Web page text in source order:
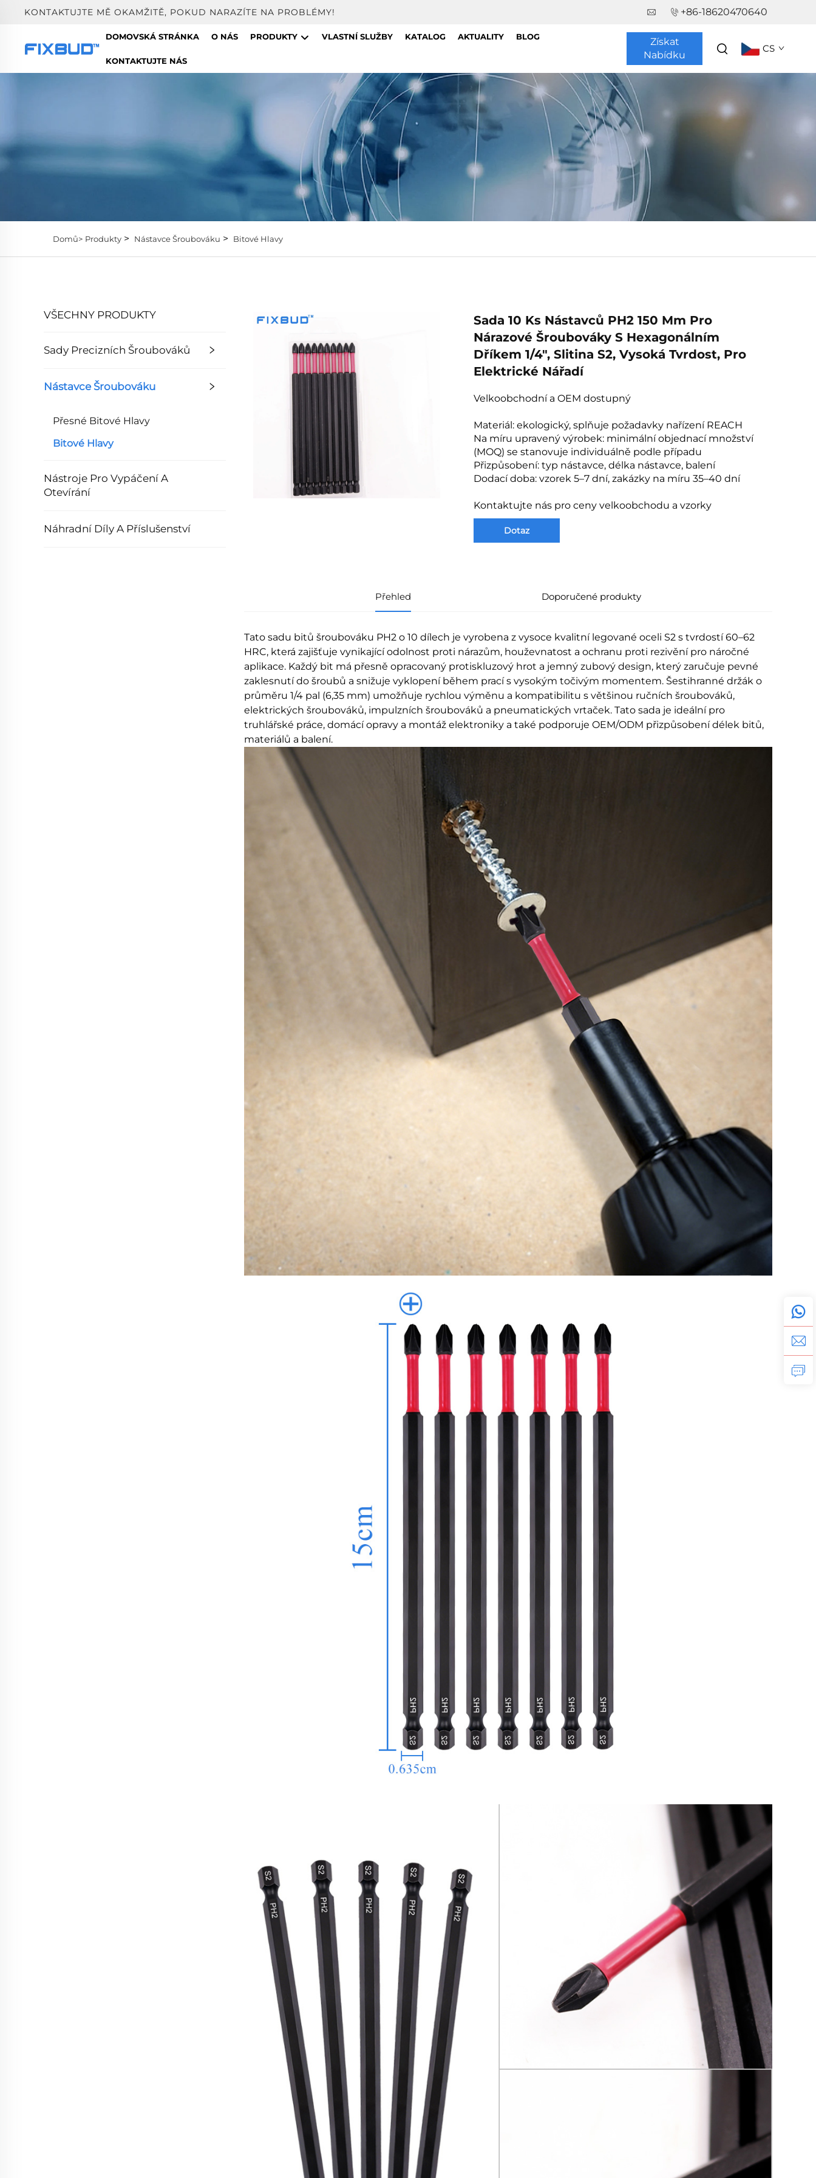
KONTAKTUJTE MĚ OKAMŽITĚ, POKUD NARAZÍTE NA PROBLÉMY! +86-18620470640
DOMOVSKÁ STRÁNKA O NÁS PRODUKTY VLASTNÍ SLUŽBY KATALOG AKTUALITY BLOG
KONTAKTUJTE NÁS
Získat
Nabídku
CS
Domů> Produkty > Nástavce Šroubováku > Bitové Hlavy
VŠECHNY PRODUKTY
Sady Precizních Šroubováků
Nástavce Šroubováku
Přesné Bitové Hlavy
Bitové Hlavy
Nástroje Pro Vypáčení A
Otevírání
Náhradní Díly A Příslušenství
Sada 10 Ks Nástavců PH2 150 Mm Pro
Nárazové Šroubováky S Hexagonálním
Dříkem 1/4", Slitina S2, Vysoká Tvrdost, Pro
Elektrické Nářadí
Velkoobchodní a OEM dostupný
Materiál: ekologický, splňuje požadavky nařízení REACH
Na míru upravený výrobek: minimální objednací množství
(MOQ) se stanovuje individuálně podle případu
Přizpůsobení: typ nástavce, délka nástavce, balení
Dodací doba: vzorek 5–7 dní, zakázky na míru 35–40 dní
Kontaktujte nás pro ceny velkoobchodu a vzorky
Dotaz
Přehled Doporučené produkty
Tato sadu bitů šroubováku PH2 o 10 dílech je vyrobena z vysoce kvalitní legované oceli S2 s tvrdostí 60–62
HRC, která zajišťuje vynikající odolnost proti nárazům, houževnatost a ochranu proti rezivění pro náročné
aplikace. Každý bit má přesně opracovaný protiskluzový hrot a jemný zubový design, který zaručuje pevné
zaklesnutí do šroubů a snižuje vyklopení během prací s vysokým točivým momentem. Šestihranné držák o
průměru 1/4 pal (6,35 mm) umožňuje rychlou výměnu a kompatibilitu s většinou ručních šroubováků,
elektrických šroubováků, impulzních šroubováků a pneumatických vrtaček. Tato sada je ideální pro
truhlářské práce, domácí opravy a montáž elektroniky a také podporuje OEM/ODM přizpůsobení délek bitů,
materiálů a balení.